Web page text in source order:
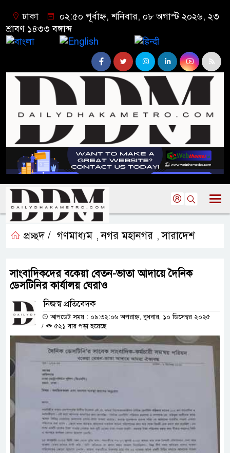
ঢাকা
০২:৫০ পূর্বাহ্ন, শনিবার, ০৮ অগাস্ট ২০২৬, ২৩
শ্রাবণ ১৪৩৩ বঙ্গাব্দ
প্রচ্ছদ / গণমাধ্যম ,নগর মহানগর ,সারাদেশ
সাংবাদিকদের বকেয়া বেতন-ভাতা আদায়ে দৈনিক
ডেসটিনির কার্যালয় ঘেরাও
নিজস্ব প্রতিবেদক
আপডেট সময় : ০৯:৩২:০৬ অপরাহ্ন, বুধবার, ১০ ডিসেম্বর ২০২৫
/
৫২১ বার পড়া হয়েছে